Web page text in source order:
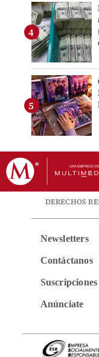
DERECHOS
Newsletters
Contáctanos
Suscripciones
Anúnciate